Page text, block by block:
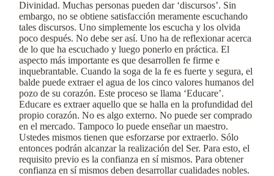
Divinidad. Muchas personas pueden dar ‘discursos’. Sin
embargo, no se obtiene satisfacción meramente escuchando
tales discursos. Uno simplemente los escucha y los olvida
poco después. No debe ser así. Uno ha de reflexionar acerca
de lo que ha escuchado y luego ponerlo en práctica. El
aspecto más importante es que desarrollen fe firme e
inquebrantable. Cuando la soga de la fe es fuerte y segura, el
balde puede extraer el agua de los cinco valores humanos del
pozo de su corazón. Este proceso se llama ‘Educare’.
Educare es extraer aquello que se halla en la profundidad del
propio corazón. No es algo externo. No puede ser comprado
en el mercado. Tampoco lo puede enseñar un maestro.
Ustedes mismos tienen que esforzarse por extraerlo. Sólo
entonces podrán alcanzar la realización del Ser. Para esto, el
requisito previo es la confianza en sí mismos. Para obtener
confianza en sí mismos deben desarrollar cualidades nobles.